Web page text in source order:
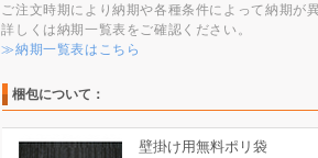
ご注文時期により納期や各種条件によって納期が
詳しくは納期一覧表をご確認ください。
≫納期一覧表はこちら
梱包について：
壁掛け用無料ポリ袋